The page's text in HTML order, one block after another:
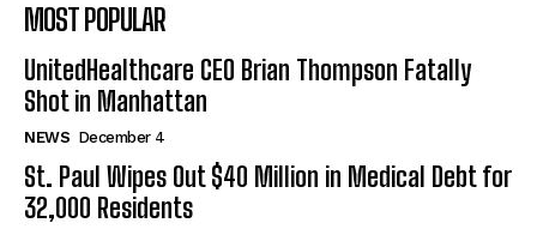
MOST POPULAR
UnitedHealthcare CEO Brian Thompson Fatally
Shot in Manhattan
NEWS December 4
St. Paul Wipes Out $40 Million in Medical Debt for
32,000 Residents